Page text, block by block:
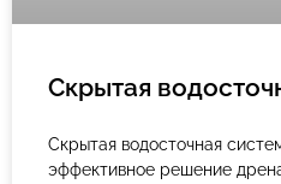
Скрытая
Скрытая водосточная
эффективное решение